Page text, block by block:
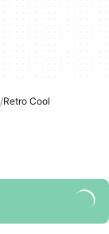
Retro Cool